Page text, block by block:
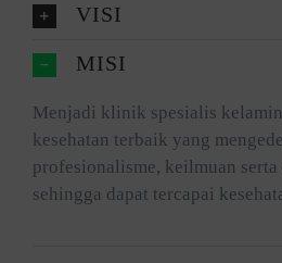
VISI
MISI
Menjadi klinik spesialis
kesehatan terbaik yang
profesionalisme, keilmuan
sehingga dapat tercapai